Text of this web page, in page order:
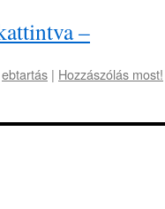
–
ebtartás | Hozzászólás most!